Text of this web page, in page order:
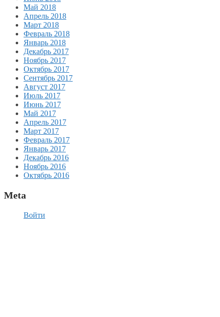
Май 2018
Апрель 2018
Март 2018
Февраль 2018
Январь 2018
Декабрь 2017
Ноябрь 2017
Октябрь 2017
Сентябрь 2017
Август 2017
Июль 2017
Июнь 2017
Май 2017
Апрель 2017
Март 2017
Февраль 2017
Январь 2017
Декабрь 2016
Ноябрь 2016
Октябрь 2016
Meta
Войти